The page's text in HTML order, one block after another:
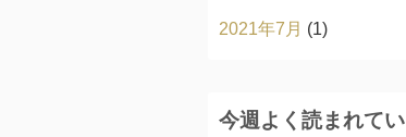
2021年7月 (1)
今週よく読まれて